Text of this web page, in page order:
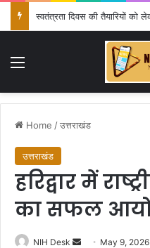
नकली डेयरी उत्पादों पर
Menu
Home /उत्तराखंड
उत्तराखंड
हरिद्वार में
का सफल
NIH Desk
Send May 9, 2026